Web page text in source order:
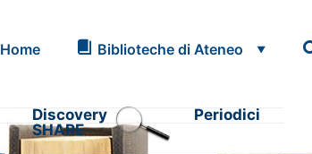
Home Biblioteche di Ateneo
Discovery
SHARE
Periodici